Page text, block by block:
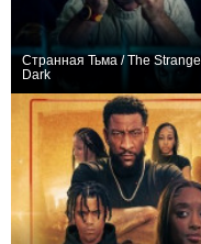
Странная Тьма / The Strange
Dark